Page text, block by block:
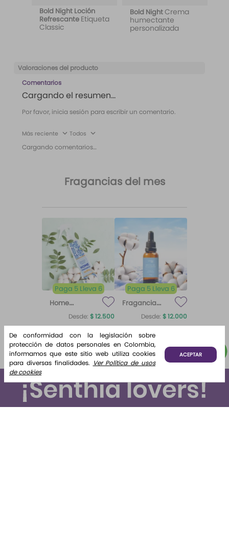
Bold Night Loción
Refrescante Etiqueta
Classic
Bold NightCrema
humectante
personalizada
Valoraciones del producto
Comentarios
Cargando el resumen…
Por favor, inicia sesión para escribir un comentario.
Más reciente Todos
Cargando comentarios…
Fragancias del mes
Paga 5 Lleva 6
Home
Fragrance
AlgodónHome
Algodón 220
ml Etq.
Atardecer
Desde: $12.500
¡Lo quiero!
Paga 5 Lleva 6
Fragancia
para difusor
Brisa de
Algodón
Desde: $12.000
¡Lo quiero!
De conformidad con la legislación sobre
protección de datos personales en Colombia,
informamos que este sitio web utiliza cookies
para diversas finalidades. Ver Política de usos
de cookies
ACEPTAR